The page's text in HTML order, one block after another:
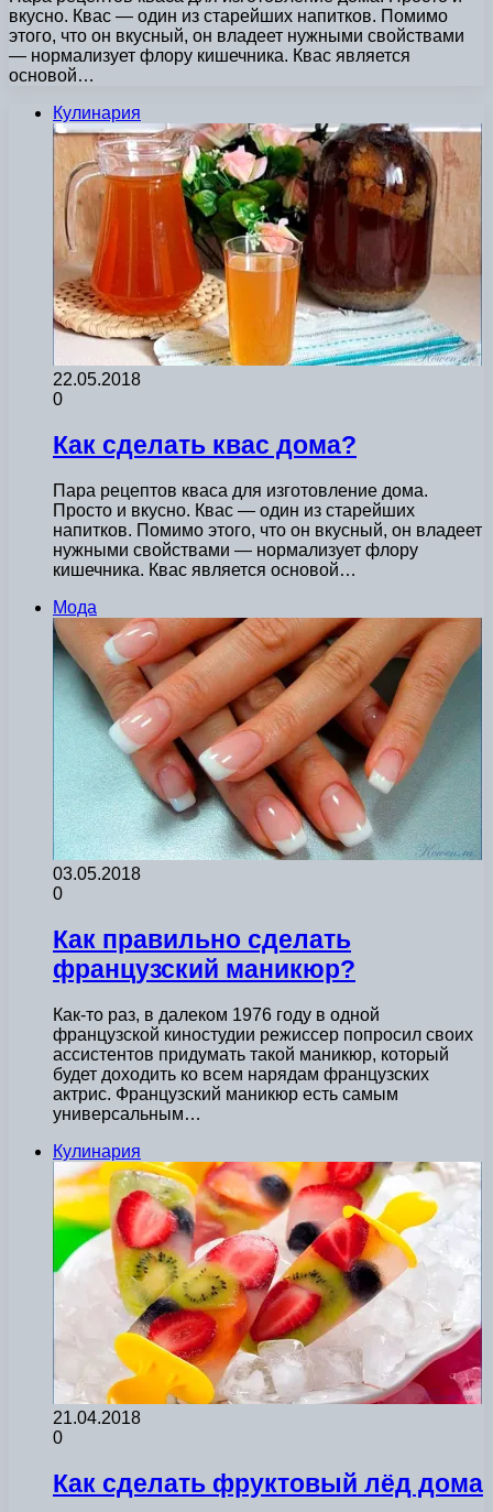
вкусно. Квас — один из старейших напитков. Помимо
этого, что он вкусный, он владеет нужными свойствами
— нормализует флору кишечника. Квас является
основой…
Кулинария
22.05.2018
0
Как сделать квас дома?
Пара рецептов кваса для изготовление дома.
Просто и вкусно. Квас — один из старейших
напитков. Помимо этого, что он вкусный, он владеет
нужными свойствами — нормализует флору
кишечника. Квас является основой…
Мода
03.05.2018
0
Как правильно сделать
французский маникюр?
Как-то раз, в далеком 1976 году в одной
французской киностудии режиссер попросил своих
ассистентов придумать такой маникюр, который
будет доходить ко всем нарядам французских
актрис. Французский маникюр есть самым
универсальным…
Кулинария
21.04.2018
0
Как сделать фруктовый лёд дома